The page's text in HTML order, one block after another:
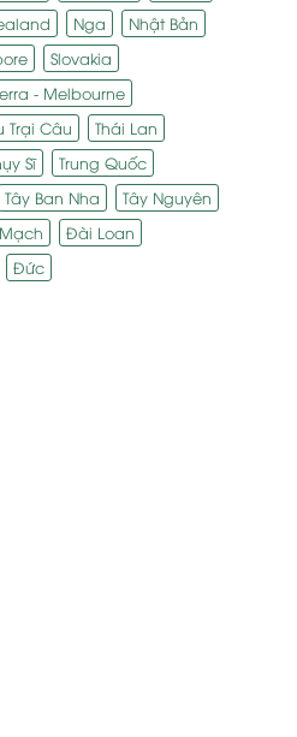
Nga
Nhật Bản
Slovakia
- Melbourne
Trại Câu
Thái Lan
Sĩ
Trung Quốc
Tây Ban Nha
Tây Nguyên
Đài Loan
Đức